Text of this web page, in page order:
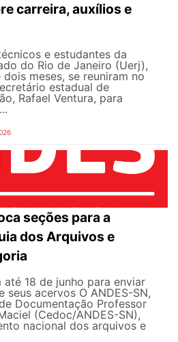
carreira, auxílios e
e estudantes da
do Rio de Janeiro (Uerj),
meses, se reuniram no
estadual de
Rafael Ventura, para
seções para a
dos Arquivos e
até 18 de junho para enviar
seus acervos O ANDES-SN,
Documentação Professor
(Cedoc/ANDES-SN),
nacional dos arquivos e